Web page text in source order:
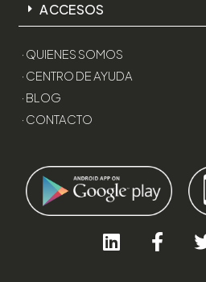
ACCESOS
· QUIENES SOMOS
· CENTRO DE AYUDA
· BLOG
· CONTACTO